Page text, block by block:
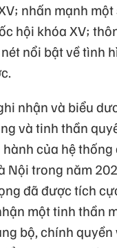
nhấn mạnh một
hội khóa XV;
nổi bật về tình
nhận và biểu
và tinh thần
của hệ
Nội trong năm
đã được tích
một tinh thần
bộ, chính quyền